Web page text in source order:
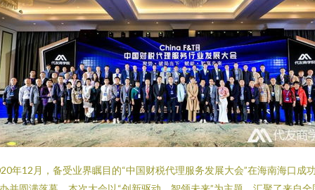
年12月，备受业界瞩目的“中国财税代理服务发展大会”在海南海口成